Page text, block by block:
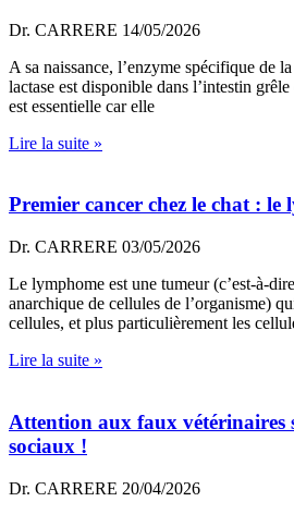
Dr. CARRERE 14/05/2026
A sa naissance, l’enzyme spécifique de
lactase est disponible dans l’intestin
est essentielle car elle
Lire la suite »
Premier cancer chez le chat : le
Dr. CARRERE 03/05/2026
Le lymphome est une tumeur (c’est-à-
anarchique de cellules de l’organisme)
cellules, et plus particulièrement les
Lire la suite »
Attention aux faux vétérinaires
sociaux !
Dr. CARRERE 20/04/2026